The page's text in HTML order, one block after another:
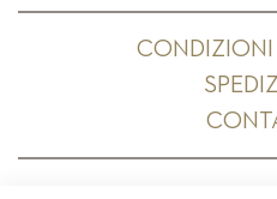
CONDIZIONI